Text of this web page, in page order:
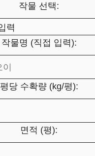
작물 선택:
작물명 (직접 입력):
평당 수확량 (kg/평):
면적 (평):